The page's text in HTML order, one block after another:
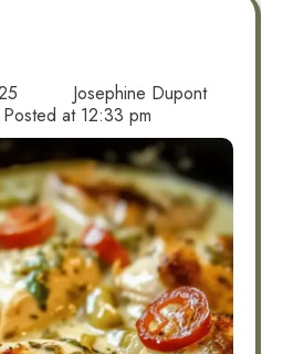
Josephine Dupont
Posted at 12:33 pm